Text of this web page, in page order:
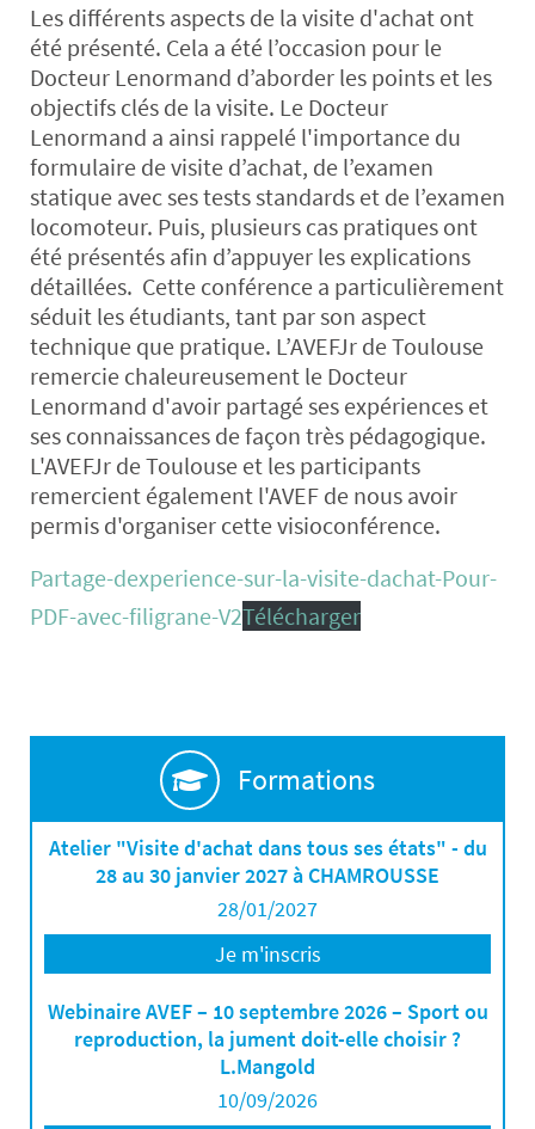
Les différents aspects de la visite d'achat ont
été présenté. Cela a été l’occasion pour le
Docteur Lenormand d’aborder les points et les
objectifs clés de la visite. Le Docteur
Lenormand a ainsi rappelé l'importance du
formulaire de visite d’achat, de l’examen
statique avec ses tests standards et de l’examen
locomoteur. Puis, plusieurs cas pratiques ont
été présentés afin d’appuyer les explications
détaillées. Cette conférence a particulièrement
séduit les étudiants, tant par son aspect
technique que pratique. L’AVEFJr de Toulouse
remercie chaleureusement le Docteur
Lenormand d'avoir partagé ses expériences et
ses connaissances de façon très pédagogique.
L'AVEFJr de Toulouse et les participants
remercient également l'AVEF de nous avoir
permis d'organiser cette visioconférence.
Partage-dexperience-sur-la-visite-dachat-Pour-
PDF-avec-filigrane-V2Télécharger
Formations
Atelier "Visite d'achat dans tous ses états" - du
28 au 30 janvier 2027 à CHAMROUSSE
28/01/2027
Je m'inscris
Webinaire AVEF – 10 septembre 2026 – Sport ou
reproduction, la jument doit-elle choisir ?
L.Mangold
10/09/2026